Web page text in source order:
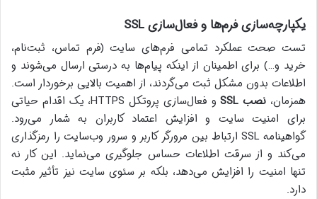
یکپارچه‌سازی فرم‌ها و فعال‌سازی SSL
تست صحت عملکرد تمامی فرم‌های سایت (فرم تماس، ثبت‌نام،
خرید و…) برای اطمینان از اینکه پیام‌ها به درستی ارسال می‌شوند و
اطلاعات بدون مشکل ثبت می‌گردند، از اهمیت بالایی برخوردار است.
همزمان، نصب SSL
و فعال‌سازی پروتکل HTTPS، یک اقدام حیاتی
برای امنیت سایت و افزایش اعتماد کاربران به شمار می‌رود.
گواهینامه SSL ارتباط بین مرورگر کاربر و سرور وب‌سایت را رمزگذاری
می‌کند و از سرقت اطلاعات حساس جلوگیری می‌نماید. این کار نه
تنها امنیت را افزایش می‌دهد، بلکه بر سئوی سایت نیز تأثیر مثبت
دارد.